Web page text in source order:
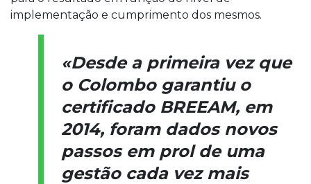
implementação e cumprimento dos mesmos.
«Desde a primeira vez que
o Colombo garantiu o
certificado BREEAM, em
2014, foram dados novos
passos em prol de uma
gestão cada vez mais